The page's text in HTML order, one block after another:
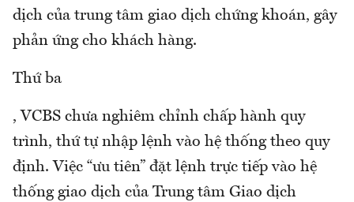
dịch của trung tâm giao dịch chứng khoán, gây
phản ứng cho khách hàng.
Thứ ba
, VCBS chưa nghiêm chỉnh chấp hành quy
trình, thứ tự nhập lệnh vào hệ thống theo quy
định. Việc “ưu tiên” đặt lệnh trực tiếp vào hệ
thống giao dịch của Trung tâm Giao dịch